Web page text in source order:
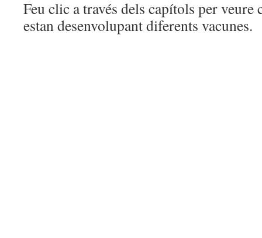
Feu clic a través dels capítols per veure
estan desenvolupant diferents vacunes.